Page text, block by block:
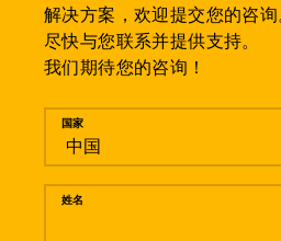
解决方案，欢迎提交您的咨
尽快与您联系并提供支持。
我们期待您的咨询！
留言
国家
姓名